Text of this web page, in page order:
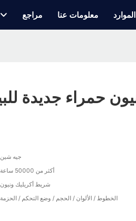
مراجع معلومات عنا الموارد
جيه شين
أكثر من 50000 ساعة
شريط أكريليك ونيون
الخطوط / الألوان / الحجم / وضع التحكم / الحزمة